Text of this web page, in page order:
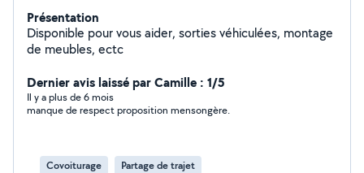
Présentation
Disponible pour vous aider, sorties véhiculées, montage
de meubles, ectc
Dernier avis laissé par Camille : 1/5
Il y a plus de 6 mois
manque de respect proposition mensongère.
Covoiturage Partage de trajet